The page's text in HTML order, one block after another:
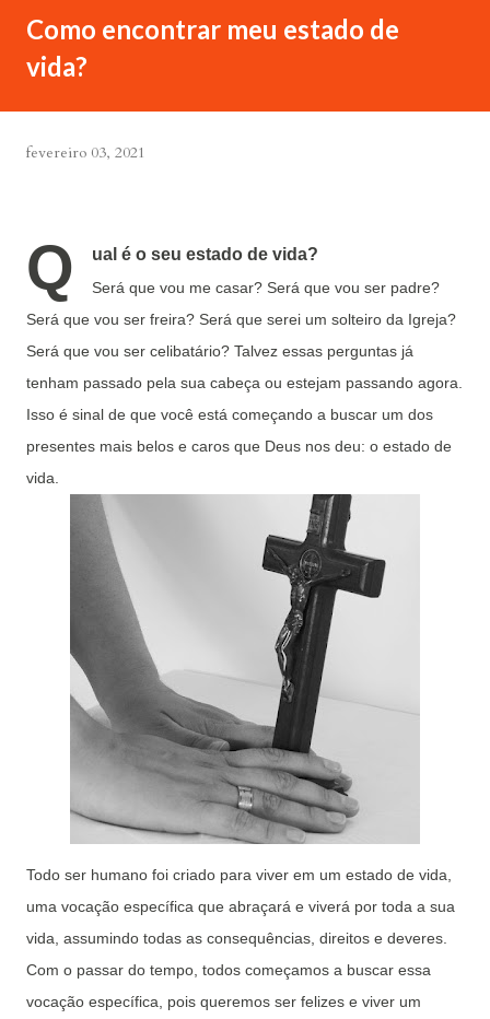
Como encontrar meu estado de
vida?
fevereiro 03, 2021
Q ual é o seu estado de vida?
Será que vou me casar? Será que vou ser padre?
Será que vou ser freira? Será que serei um solteiro da Igreja?
Será que vou ser celibatário? Talvez essas perguntas já
tenham passado pela sua cabeça ou estejam passando agora.
Isso é sinal de que você está começando a buscar um dos
presentes mais belos e caros que Deus nos deu: o estado de
vida.
Todo ser humano foi criado para viver em um estado de vida,
uma vocação específica que abraçará e viverá por toda a sua
vida, assumindo todas as consequências, direitos e deveres.
Com o passar do tempo, todos começamos a buscar essa
vocação específica, pois queremos ser felizes e viver um